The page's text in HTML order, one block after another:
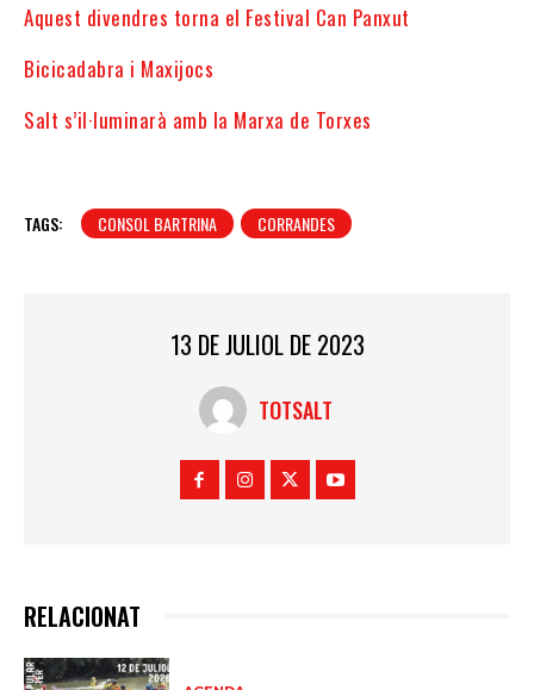
Aquest divendres torna el Festival Can Panxut
Bicicadabra i Maxijocs
Salt s’il·luminarà amb la Marxa de Torxes
TAGS: CONSOL BARTRINA CORRANDES
13 DE JULIOL DE 2023
TOTSALT
RELACIONAT